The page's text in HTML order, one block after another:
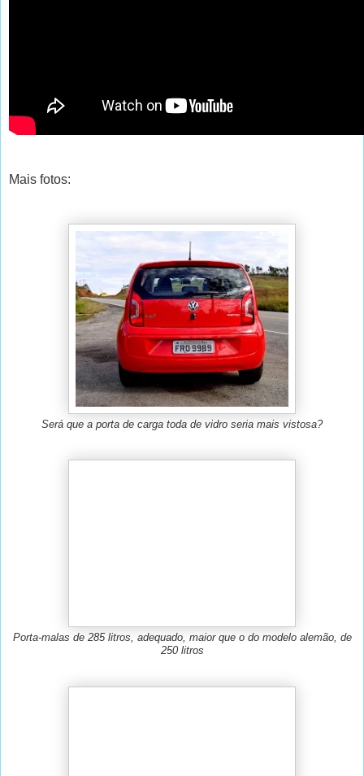
Mais fotos:
Será que a porta de carga toda de vidro seria mais vistosa?
Porta-malas de 285 litros, adequado, maior que o do modelo alemão, de
250 litros